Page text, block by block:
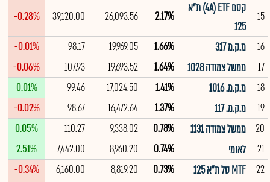
15
קסם 4A) ETF) ת"א
125
2.17%
26,093.56
39,120.00
-0.28%
16
מ.ק.מ 317 1.66%
19,969.05
98.17
-0.01%
17
ממשל צמודה 1028 1.64%
19,693.52
107.93
-0.06%
18
מ.ק.מ. 1016 1.41%
17,024.50
99.46
0.01%
19
מ.ק.מ. 117 1.37%
16,472.64
98.67
-0.02%
20
ממשל צמודה 1131 0.78%
9,338.02
110.27
0.05%
21
לאומי 0.74%
8,960.20
7,442.00
2.51%
22
MTF סל ת"א 125 0.73%
8,819.20
6,160.00
-0.34%